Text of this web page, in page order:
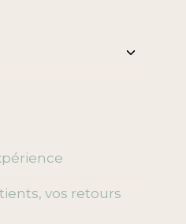
Ouvrir/
vos retours